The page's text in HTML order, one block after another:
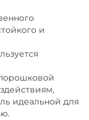
и
идеальной для